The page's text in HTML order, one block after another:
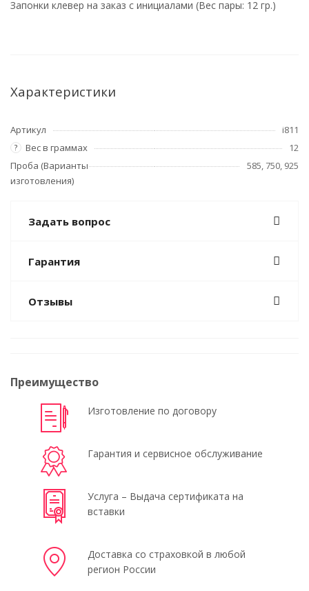
Запонки клевер на заказ с инициалами (Вес пары: 12 гр.)
Характеристики
Артикул i811
? Вес в граммах
12
Проба (Варианты
изготовления)
585, 750, 925
Задать вопрос
Гарантия
Отзывы
Преимущество
Изготовление по договору
Гарантия и сервисное обслуживание
Услуга – Выдача сертификата на
вставки
Доставка со страховкой в любой
регион России